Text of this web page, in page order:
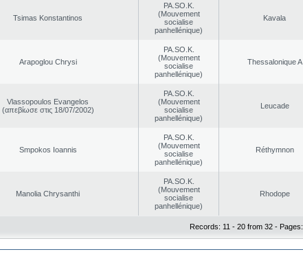
Tsimas Konstantinos
PA.SO.K.
(Mouvement
socialise
panhellénique)
Kavala
Arapoglou Chrysi
PA.SO.K.
(Mouvement
socialise
panhellénique)
Thessalonique A
Vlassopoulos Evangelos
(απεβίωσε στις 18/07/2002)
PA.SO.K.
(Mouvement
socialise
panhellénique)
Leucade
Smpokos Ioannis
PA.SO.K.
(Mouvement
socialise
panhellénique)
Réthymnon
Manolia Chrysanthi
PA.SO.K.
(Mouvement
socialise
panhellénique)
Rhodope
Records: 11 - 20 from 32 - Pages: